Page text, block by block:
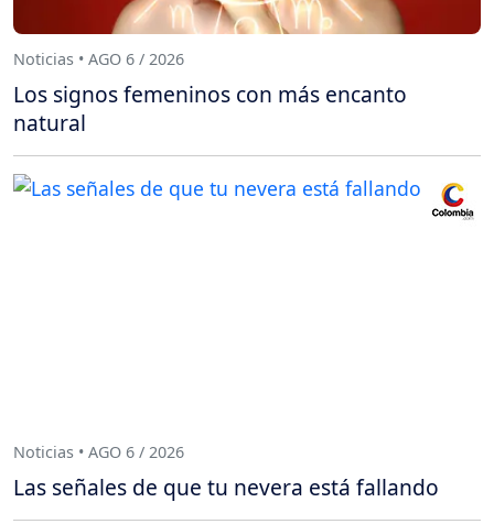
Noticias • AGO 6 / 2026
Los signos femeninos con más encanto
natural
Noticias • AGO 6 / 2026
Las señales de que tu nevera está fallando